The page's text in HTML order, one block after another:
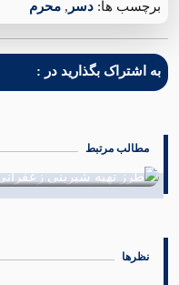
برچسب ها: دسر , محرم
به اشتراک بگذارید در :
مطالب مرتبط
نظرها